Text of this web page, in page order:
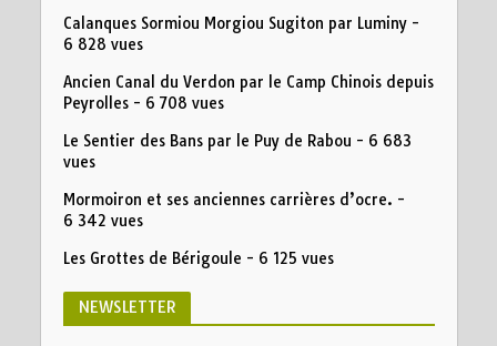
Calanques Sormiou Morgiou Sugiton par Luminy-
6 828 vues
Ancien Canal du Verdon par le Camp Chinois depuis
Peyrolles- 6 708 vues
Le Sentier des Bans par le Puy de Rabou - 6 683
vues
Mormoiron et ses anciennes carrières d’ocre. -
6 342 vues
Les Grottes de Bérigoule - 6 125 vues
NEWSLETTER